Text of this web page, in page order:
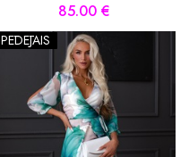
85.00 €
PĒDĒJAIS